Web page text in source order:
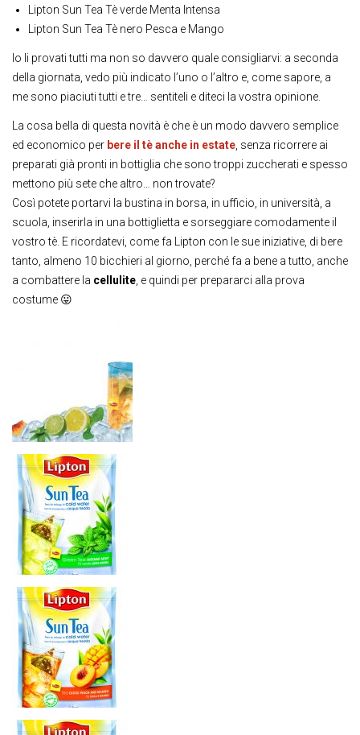
Lipton Sun Tea Tè verde Menta Intensa
Lipton Sun Tea Tè nero Pesca e Mango
Io li provati tutti ma non so davvero quale consigliarvi: a seconda
della giornata, vedo più indicato l’uno o l’altro e, come sapore, a
me sono piaciuti tutti e tre… sentiteli e diteci la vostra opinione.
La cosa bella di questa novità è che è un modo davvero semplice
ed economico per bere il tè anche in estate , senza ricorrere ai
preparati già pronti in bottiglia che sono troppi zuccherati e spesso
mettono più sete che altro… non trovate?
Così potete portarvi la bustina in borsa, in ufficio, in università, a
scuola, inserirla in una bottiglietta e sorseggiare comodamente il
vostro tè. E ricordatevi, come fa Lipton con le sue iniziative, di bere
tanto, almeno 10 bicchieri al giorno, perché fa a bene a tutto, anche
a combattere la cellulite , e quindi per prepararci alla prova
costume 😛